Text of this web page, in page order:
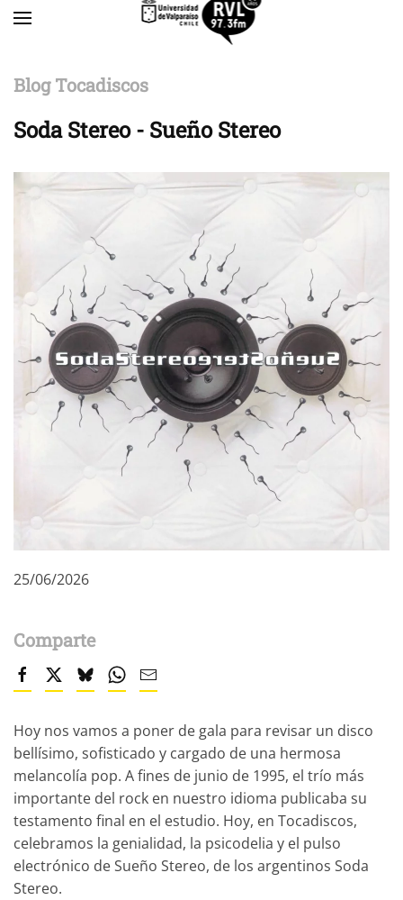
Blog Tocadiscos
Soda Stereo - Sueño Stereo
25/06/2026
Comparte
Hoy nos vamos a poner de gala para revisar un disco
bellísimo, sofisticado y cargado de una hermosa
melancolía pop. A fines de junio de 1995, el trío más
importante del rock en nuestro idioma publicaba su
testamento final en el estudio. Hoy, en Tocadiscos,
celebramos la genialidad, la psicodelia y el pulso
electrónico de Sueño Stereo, de los argentinos Soda
Stereo.